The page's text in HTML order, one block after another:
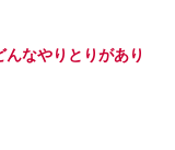
なやりとりがあり